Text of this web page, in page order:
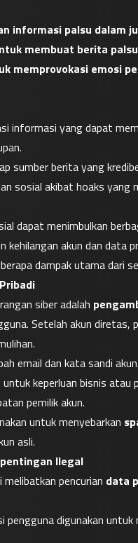
informasi palsu dalam
membuat berita
memprovokasi emosi
informasi yang dapat
sumber berita yang
sosial akibat hoaks yang
dapat menimbulkan
kehilangan akun dan data
dampak utama dari
siber adalah
Setelah akun diretas,
email dan kata sandi
keperluan bisnis
pemilik akun.
untuk menyebarkan
asli.
Ilegal
pencurian data
pengguna digunakan